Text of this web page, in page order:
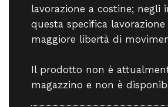
lavorazione a costine; negli
questa specifica lavorazione
maggiore libertà di
Il prodotto non è
magazzino e non è